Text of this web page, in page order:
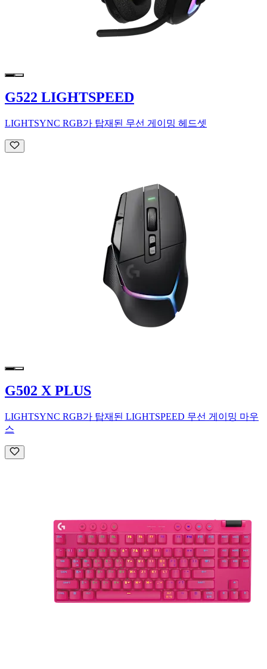
G522 LIGHTSPEED
LIGHTSYNC RGB가 탑재된 무선 게이밍 헤드셋
G502 X PLUS
LIGHTSYNC RGB가 탑재된 LIGHTSPEED 무선 게이밍 마우
스